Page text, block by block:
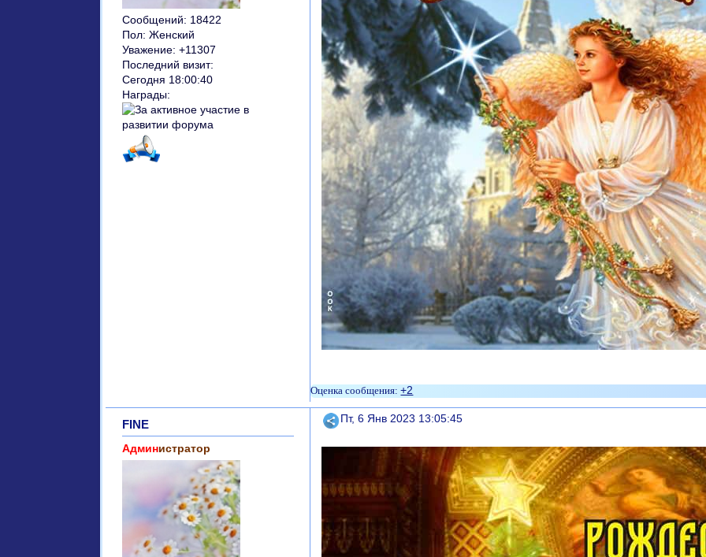
Сообщений: 18422
Пол: Женский
Уважение: +11307
Последний визит:
Сегодня 18:00:40
Награды:
+2
Поделиться
Пт, 6 Янв 2023 13:05:45
FINE
Администратор